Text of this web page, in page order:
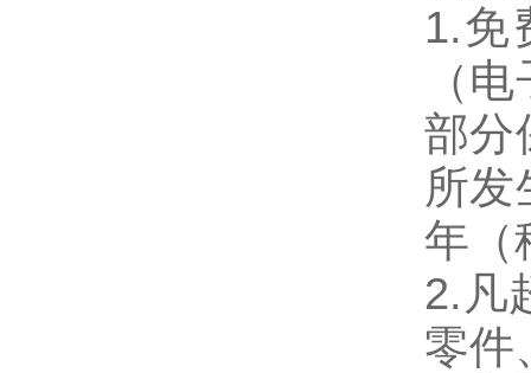
1.免
（
部分
所
年（
2. 凡
零件